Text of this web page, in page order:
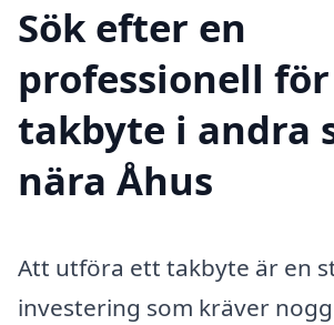
Sök efter en
professionell för
takbyte i andra
nära Åhus
Att utföra ett takbyte är en
investering som kräver